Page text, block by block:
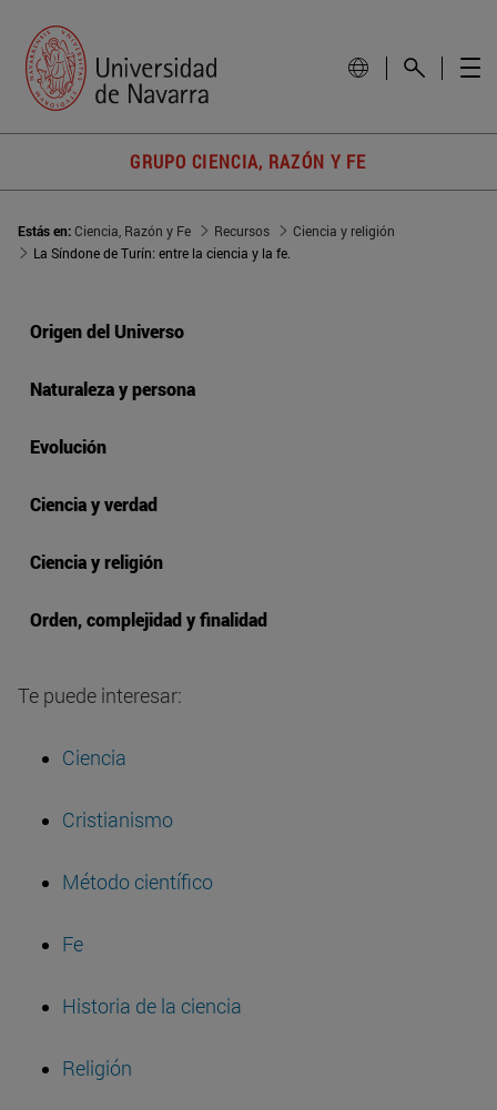
GRUPO CIENCIA, RAZÓN Y FE
Estás en:Ciencia, Razón y Fe Recursos
Ciencia y religión
La Síndone de Turín: entre la ciencia y la fe.
Origen del Universo
Naturaleza y persona
Evolución
Ciencia y verdad
Ciencia y religión
Orden, complejidad y finalidad
Te puede interesar:
Ciencia
Cristianismo
Método científico
Fe
Historia de la ciencia
Religión